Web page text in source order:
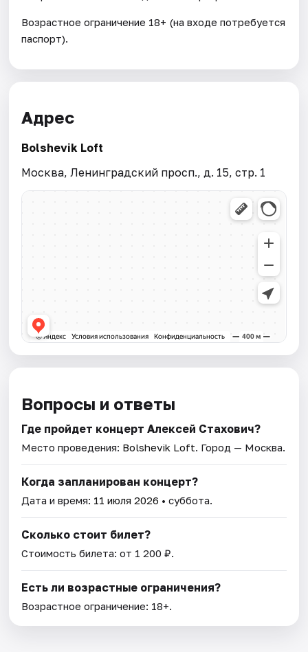
Возрастное ограничение 18+ (на входе потребуется
паспорт).
Адрес
Bolshevik Loft
Москва, Ленинградский просп., д. 15, стр. 1
Вопросы и ответы
Где пройдет концерт Алексей Стахович?
Место проведения: Bolshevik Loft. Город — Москва.
Когда запланирован концерт?
Дата и время: 11 июля 2026 • суббота.
Сколько стоит билет?
Стоимость билета: от 1 200 ₽.
Есть ли возрастные ограничения?
Возрастное ограничение: 18+.